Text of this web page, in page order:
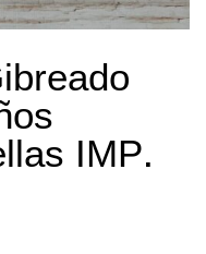
IMP.